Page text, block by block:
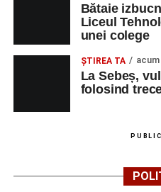
Bătaie
Liceul
unei colege
ŞTIREA TA acum
La Sebeș,
folosind